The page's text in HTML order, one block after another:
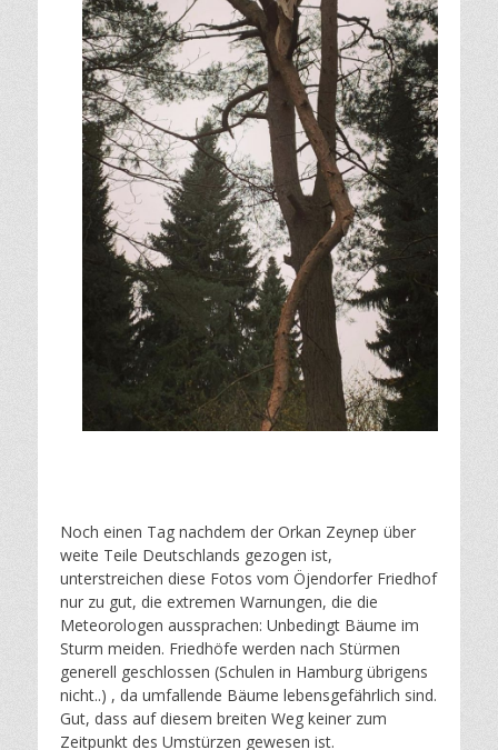
Noch einen Tag nachdem der Orkan Zeynep über
weite Teile Deutschlands gezogen ist,
unterstreichen diese Fotos vom Öjendorfer Friedhof
nur zu gut, die extremen Warnungen, die die
Meteorologen aussprachen: Unbedingt Bäume im
Sturm meiden. Friedhöfe werden nach Stürmen
generell geschlossen (Schulen in Hamburg übrigens
nicht..) , da umfallende Bäume lebensgefährlich sind.
Gut, dass auf diesem breiten Weg keiner zum
Zeitpunkt des Umstürzen gewesen ist.